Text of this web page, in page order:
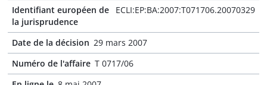
Identifiant européen de
la jurisprudence
ECLI:EP:BA:2007:T071706.20070329
Date de la décision 29 mars 2007
Numéro de l'affaire T 0717/06